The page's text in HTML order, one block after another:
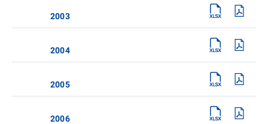
2003
2004
2005
2006